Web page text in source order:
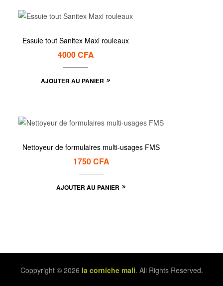
Essuie tout Sanitex Maxi rouleaux
4000CFA
AJOUTER AU PANIER
Nettoyeur de formulaires multi-usages FMS
1750CFA
AJOUTER AU PANIER
Coppyright © 2026 la corniche mali. All Rights Reserved.